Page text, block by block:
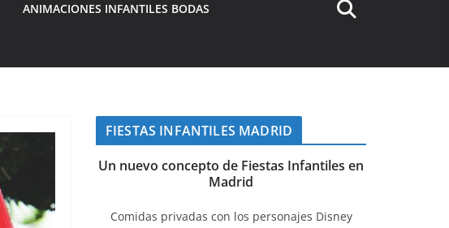
ANIMACIONES INFANTILES BODAS
FIESTAS INFANTILES MADRID
Un nuevo concepto de Fiestas Infantiles en
Madrid
Comidas privadas con los personajes Disney